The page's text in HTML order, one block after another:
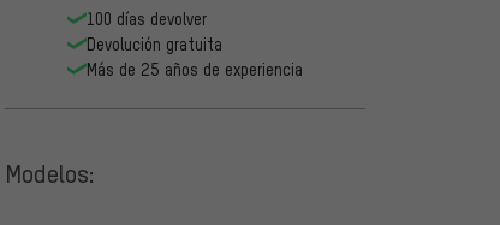
100 días devolver
Devolución gratuita
Más de 25 años de experiencia
Modelos: